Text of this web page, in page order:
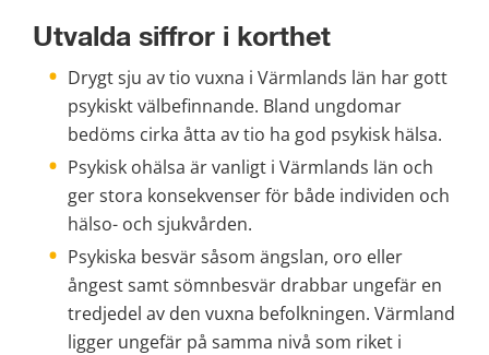
Utvalda siffror i korthet
Drygt sju av tio vuxna i Värmlands län har gott
psykiskt välbefinnande. Bland ungdomar
bedöms cirka åtta av tio ha god psykisk hälsa.
Psykisk ohälsa är vanligt i Värmlands län och
ger stora konsekvenser för både individen och
hälso- och sjukvården.
Psykiska besvär såsom ängslan, oro eller
ångest samt sömnbesvär drabbar ungefär en
tredjedel av den vuxna befolkningen. Värmland
ligger ungefär på samma nivå som riket i